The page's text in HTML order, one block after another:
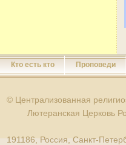
Кто есть кто Проповеди
© Централизованная
Лютеранская Церковь
191186, Россия, Санкт-